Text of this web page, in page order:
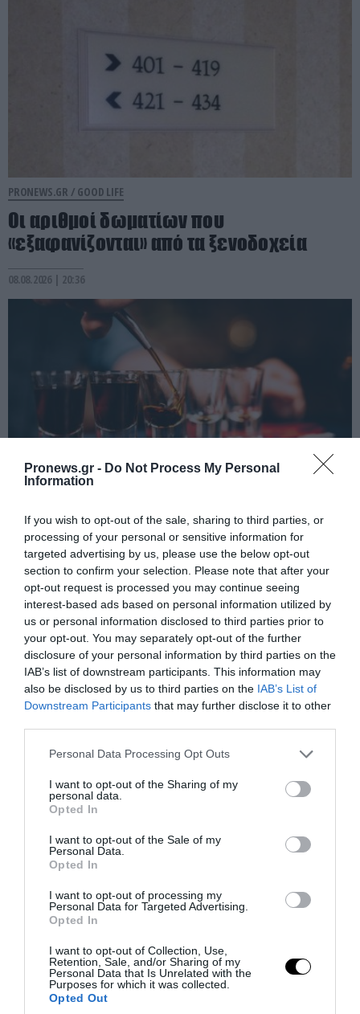
Pronews.gr - Do Not Process My Personal
Information
If you wish to opt-out of the sale, sharing to third parties, or
processing of your personal or sensitive information for
targeted advertising by us, please use the below opt-out
section to confirm your selection. Please note that after your
opt-out request is processed you may continue seeing
interest-based ads based on personal information utilized by
us or personal information disclosed to third parties prior to
your opt-out. You may separately opt-out of the further
disclosure of your personal information by third parties on the
IAB’s list of downstream participants. This information may
also be disclosed by us to third parties on the IAB’s List of
Downstream Participants that may further disclose it to other
Please note that this website/app uses one or more Google
not limited to your visit or usage behaviour. You may click to
grant or deny consent to Google and its third-party tags to
use your data for below specified purposes in below Google
consent section.
Personal Data Processing Opt Outs
I want to opt-out of the Sharing of my
personal data.
Opted In
I want to opt-out of the Sale of my
Personal Data.
Opted In
I want to opt-out of processing my
Personal Data for Targeted Advertising.
Opted In
I want to opt-out of Collection, Use,
Retention, Sale, and/or Sharing of my
Personal Data that Is Unrelated with the
Purposes for which it was collected.
Opted Out
PRONEWS.GR / GOOD LIFE
Οι αριθμοί δωματίων που
«εξαφανίζονται» από τα ξενοδοχεία
08.08.2026 | 20:36
Σίγουρα έχεις πιει κάποιο: Τα πιο
παράξενα σφηνάκια που έμειναν στην
ιστορία
08.08.2026 | 20:04
PRONEWS.GR /GOOD LIFE
Δεν είναι οι υπερβολικοί μύες το
«κλειδί»: Το ποσοστό λίπους που κάνει
το ανδρικό σώμα πιο ελκυστικό
08.08.2026 | 19:34